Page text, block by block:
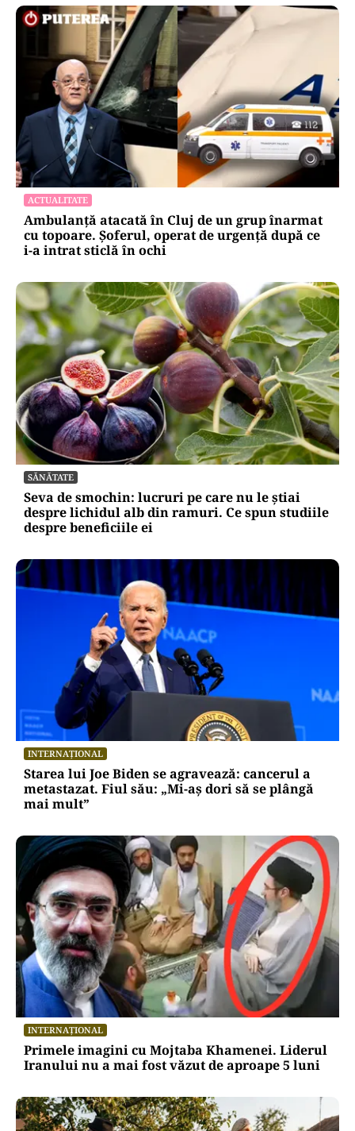
ACTUALITATE
Ambulanță atacată în Cluj de un grup înarmat
cu topoare. Șoferul, operat de urgență după ce
i-a intrat sticlă în ochi
SĂNĂTATE
Seva de smochin: lucruri pe care nu le știai
despre lichidul alb din ramuri. Ce spun studiile
despre beneficiile ei
INTERNAȚIONAL
Starea lui Joe Biden se agravează: cancerul a
metastazat. Fiul său: „Mi-aș dori să se plângă
mai mult”
INTERNAȚIONAL
Primele imagini cu Mojtaba Khamenei. Liderul
Iranului nu a mai fost văzut de aproape 5 luni